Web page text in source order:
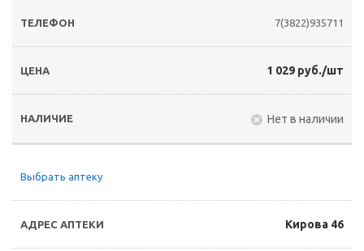
7(3822)935711
1 029 руб./шт
Нет в наличии
Выбрать аптеку
Кирова 46